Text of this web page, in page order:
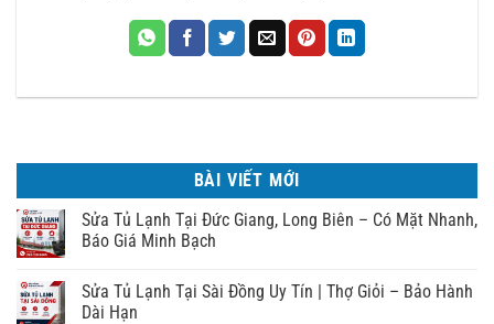
BÀI VIẾT MỚI
Sửa Tủ Lạnh Tại Đức Giang, Long Biên – Có Mặt Nhanh,
Báo Giá Minh Bạch
Sửa Tủ Lạnh Tại Sài Đồng Uy Tín | Thợ Giỏi – Bảo Hành
Dài Hạn